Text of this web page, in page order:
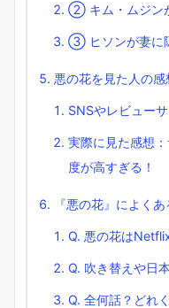
② キム・ムジン
③ ヒソンが妻に
悪の花を見た人の感
SNSやレビュー
実際に見た感想
度が高すぎる！
『悪の花』によくあ
Q. 悪の花は
Q. 吹き替えや日
Q. 全何話？どれ